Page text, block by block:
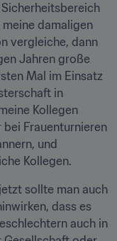
damaligen
vergleiche, dann
Jahren große
Mal im Einsatz
in
Kollegen
Frauenturnieren
und
Kollegen.
sollte man auch
dass es
auch in